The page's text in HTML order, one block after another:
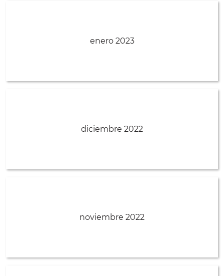
enero 2023
diciembre 2022
noviembre 2022